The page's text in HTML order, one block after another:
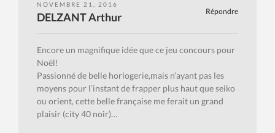
NOVEMBRE 21, 2016
Répondre
DELZANT Arthur
Encore un magnifique idée que ce jeu concours pour
Noël!
Passionné de belle horlogerie,mais n’ayant pas les
moyens pour l’instant de frapper plus haut que seiko
ou orient, cette belle française me ferait un grand
plaisir (city 40 noir)…